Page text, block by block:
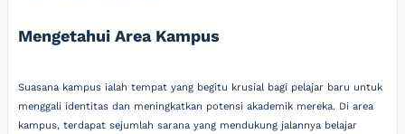
Mengetahui Area Kampus
Suasana kampus ialah tempat yang begitu krusial bagi pelajar baru untuk
menggali identitas dan meningkatkan potensi akademik mereka. Di area
kampus, terdapat sejumlah sarana yang mendukung jalannya belajar